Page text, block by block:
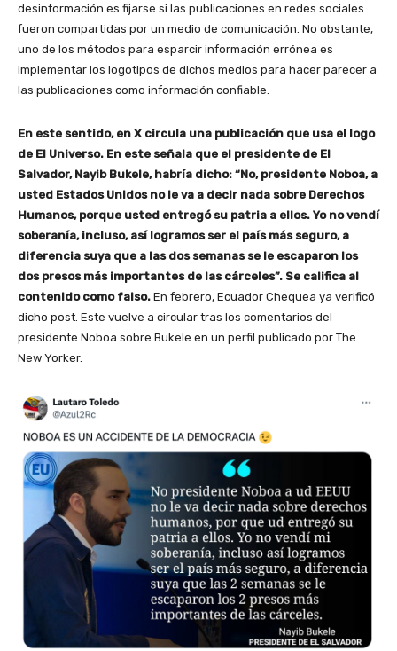
desinformación es fijarse si las publicaciones en redes sociales
fueron compartidas por un medio de comunicación. No obstante,
uno de los métodos para esparcir información errónea es
implementar los logotipos de dichos medios para hacer parecer a
las publicaciones como información confiable.
En este sentido, en X circula una publicación que usa el logo
de El Universo. En este señala que el presidente de El
Salvador, Nayib Bukele, habría dicho: “No, presidente Noboa, a
usted Estados Unidos no le va a decir nada sobre Derechos
Humanos, porque usted entregó su patria a ellos. Yo no vendí
soberanía, incluso, así logramos ser el país más seguro, a
diferencia suya que a las dos semanas se le escaparon los
dos presos más importantes de las cárceles”. Se califica al
contenido como falso. En febrero, Ecuador Chequea ya verificó
dicho post. Este vuelve a circular tras los comentarios del
presidente Noboa sobre Bukele en un perfil publicado por The
New Yorker.